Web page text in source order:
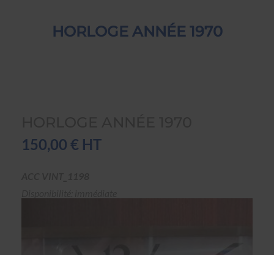
HORLOGE ANNÉE 1970
150,00 € HT